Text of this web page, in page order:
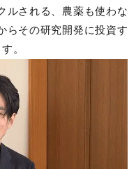
ルされる、農薬も使わな
らその研究開発に投資す
。